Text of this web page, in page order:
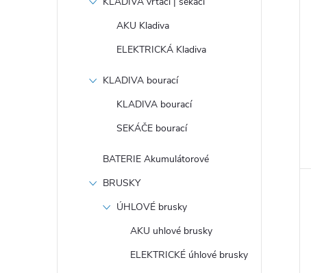
AKU Kladiva
ELEKTRICKÁ Kladiva
KLADIVA bourací
KLADIVA bourací
SEKÁČE bourací
BATERIE Akumulátorové
BRUSKY
ÚHLOVÉ brusky
AKU uhlové brusky
ELEKTRICKÉ úhlové brusky